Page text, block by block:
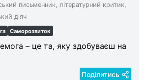
письменник, літературний критик,
діяч
Саморозвиток
– це та, яку здобуваєш на
Поділитись